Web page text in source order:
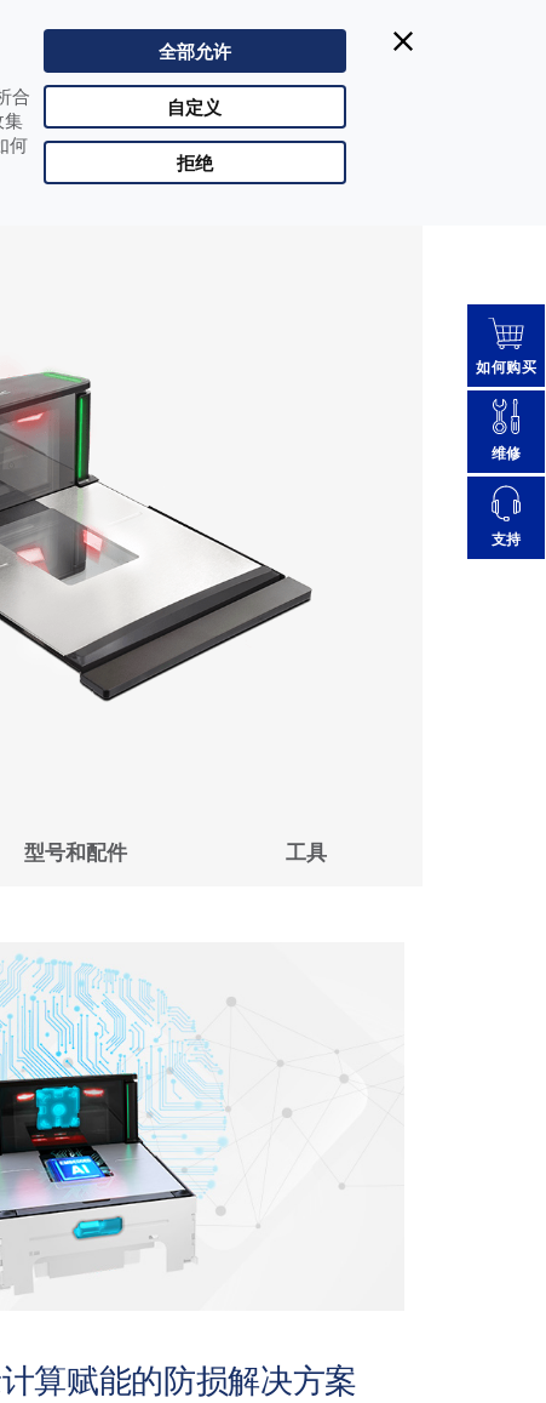
合
集
何
全部允许
自定义
拒绝
电Datalogic得利捷:400-1188-898| Singapore
型号和配件 工具
计算赋能的防损解决方案
如何购买
维修
支持